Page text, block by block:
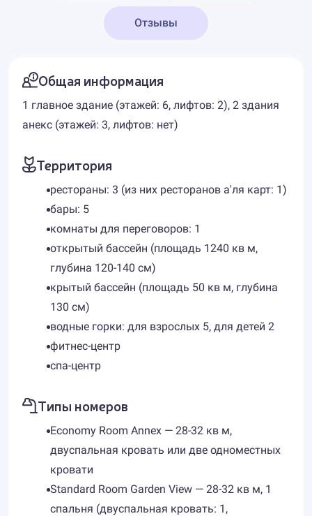
Отзывы
Общая информация
1 главное здание (этажей: 6, лифтов: 2), 2 здания
анекс (этажей: 3, лифтов: нет)
Территория
рестораны: 3 (из них ресторанов а'ля карт: 1)
бары: 5
комнаты для переговоров: 1
открытый бассейн (площадь 1240 кв м,
глубина 120-140 см)
крытый бассейн (площадь 50 кв м, глубина
130 см)
водные горки: для взрослых 5, для детей 2
фитнес-центр
спа-центр
Типы номеров
Economy Room Annex — 28-32 кв м,
двуспальная кровать или две одноместных
кровати
Standard Room Garden View — 28-32 кв м, 1
спальня (двуспальная кровать: 1,